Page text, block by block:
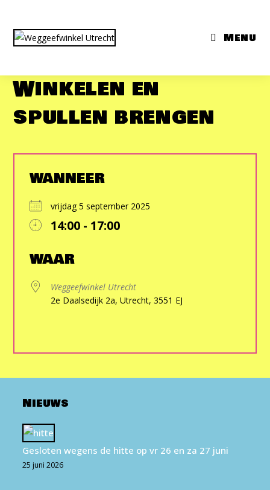
inhoud
Menu
Winkelen en
spullen brengen
WANNEER
vrijdag 5 september 2025
14:00 - 17:00
WAAR
Weggeefwinkel Utrecht
2e Daalsedijk 2a, Utrecht, 3551 EJ
Nieuws
Gesloten wegens de hitte op vr 26 en za 27 juni
25 juni 2026